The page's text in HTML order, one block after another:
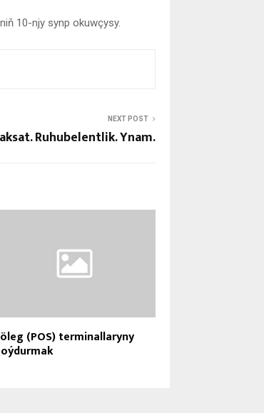
10-njy synp okuwçysy.
NEXT POST
Ruhubelentlik. Ynam.
(POS) terminallaryny